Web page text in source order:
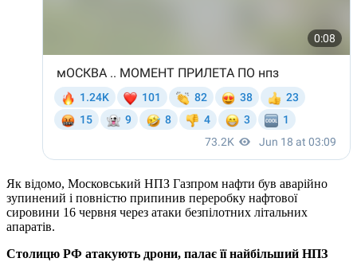
Як відомо, Московський НПЗ Газпром нафти був аварійно
зупинений і повністю припинив переробку нафтової
сировини 16 червня через ‌атаки безпілотних літальних
апаратів.
Столицю РФ атакують дрони, палає її найбільший НПЗ